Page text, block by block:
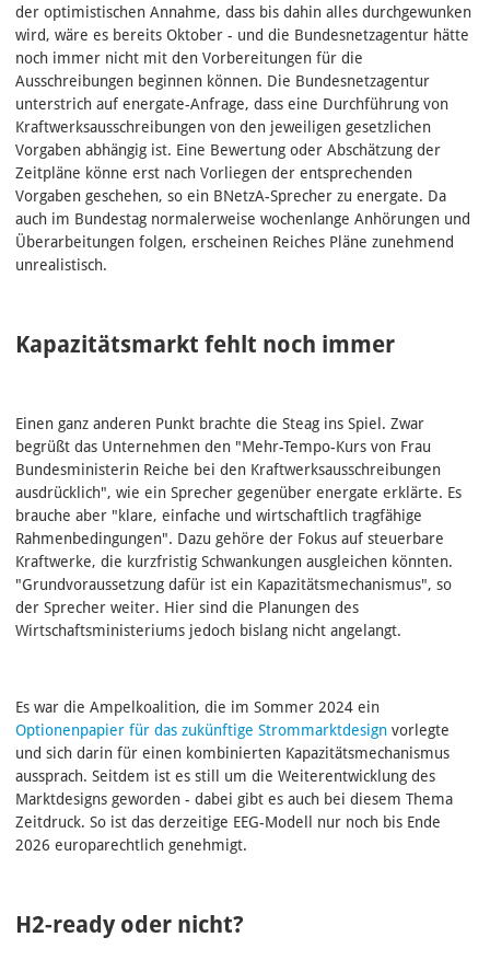
der optimistischen Annahme, dass bis dahin alles durchgewunken
wird, wäre es bereits Oktober - und die Bundesnetzagentur hätte
noch immer nicht mit den Vorbereitungen für die
Ausschreibungen beginnen können. Die Bundesnetzagentur
unterstrich auf energate-Anfrage, dass eine Durchführung von
Kraftwerksausschreibungen von den jeweiligen gesetzlichen
Vorgaben abhängig ist. Eine Bewertung oder Abschätzung der
Zeitpläne könne erst nach Vorliegen der entsprechenden
Vorgaben geschehen, so ein BNetzA-Sprecher zu energate. Da
auch im Bundestag normalerweise wochenlange Anhörungen und
Überarbeitungen folgen, erscheinen Reiches Pläne zunehmend
unrealistisch.
Kapazitätsmarkt fehlt noch immer
Einen ganz anderen Punkt brachte die Steag ins Spiel. Zwar
begrüßt das Unternehmen den "Mehr-Tempo-Kurs von Frau
Bundesministerin Reiche bei den Kraftwerksausschreibungen
ausdrücklich", wie ein Sprecher gegenüber energate erklärte. Es
brauche aber "klare, einfache und wirtschaftlich tragfähige
Rahmenbedingungen". Dazu gehöre der Fokus auf steuerbare
Kraftwerke, die kurzfristig Schwankungen ausgleichen könnten.
"Grundvoraussetzung dafür ist ein Kapazitätsmechanismus", so
der Sprecher weiter. Hier sind die Planungen des
Wirtschaftsministeriums jedoch bislang nicht angelangt.
Es war die Ampelkoalition, die im Sommer 2024 ein
Optionenpapier für das zukünftige Strommarktdesign vorlegte
und sich darin für einen kombinierten Kapazitätsmechanismus
aussprach. Seitdem ist es still um die Weiterentwicklung des
Marktdesigns geworden - dabei gibt es auch bei diesem Thema
Zeitdruck. So ist das derzeitige EEG-Modell nur noch bis Ende
2026 europarechtlich genehmigt.
H2-ready oder nicht?